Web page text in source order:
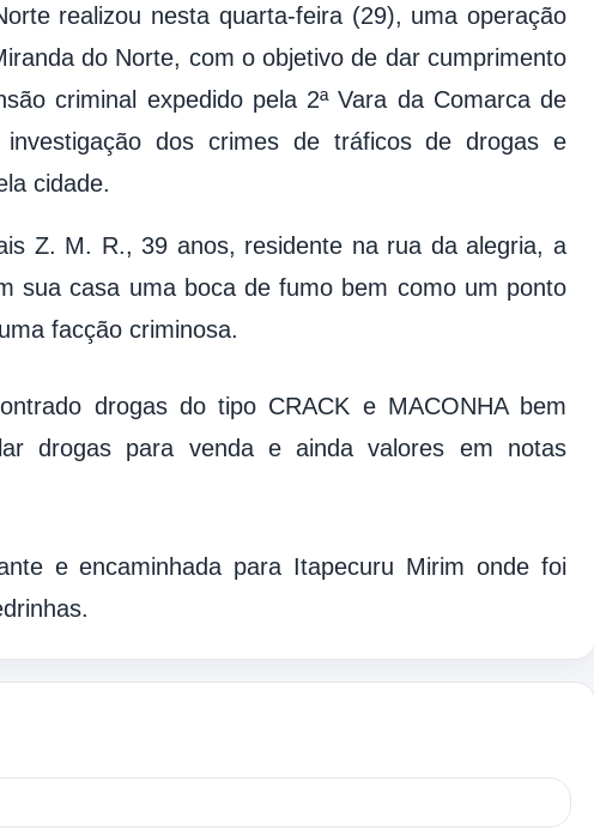
realizou nesta quarta-feira (29), uma operação
do Norte, com o objetivo de dar cumprimento
criminal expedido pela 2ª Vara da Comarca de
dos crimes de tráficos de drogas e
cidade.
Z. M. R., 39 anos, residente na rua da alegria, a
sua casa uma boca de fumo bem como um ponto
facção criminosa.
drogas do tipo CRACK e MACONHA bem
drogas para venda e ainda valores em notas
e encaminhada para Itapecuru Mirim onde foi